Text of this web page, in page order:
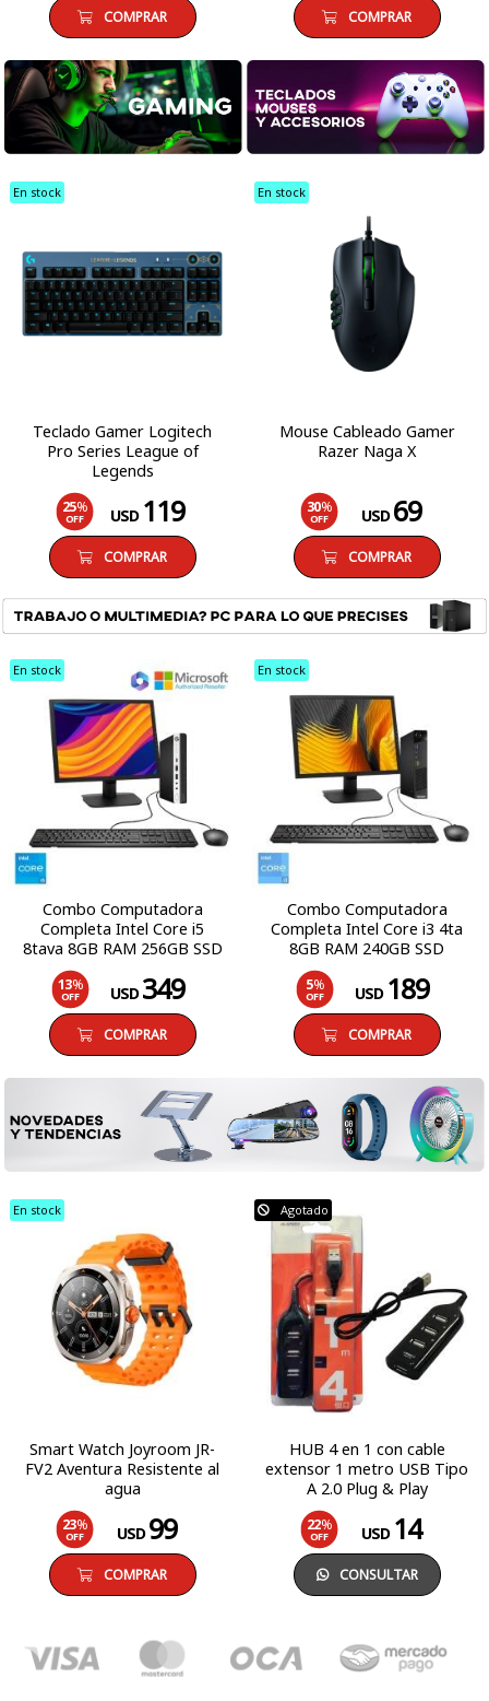
COMPRAR COMPRAR
En stock
Teclado Gamer Logitech
Pro Series League of
Legends
25%
OFF USD 119
COMPRAR
En stock
Mouse Cableado Gamer
Razer Naga X
30%
OFF USD 69
COMPRAR
En stock
Combo Computadora
Completa Intel Core i5
8tava 8GB RAM 256GB SSD
Monitor LCD 19 Windows 11
Pro
13%
OFF USD 349
COMPRAR
En stock
Combo Computadora
Completa Intel Core i3 4ta
8GB RAM 240GB SSD
Monitor LCD 19 Windows 10
Pro
5%
OFF USD 189
COMPRAR
En stock
Smart Watch Joyroom JR-
FV2 Aventura Resistente al
agua
23%
OFF USD 99
COMPRAR
Agotado
HUB 4 en 1 con cable
extensor 1 metro USB Tipo
A 2.0 Plug & Play
22%
OFF USD 14
CONSULTAR